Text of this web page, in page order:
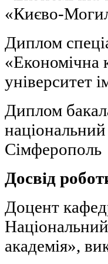
«Києво-
Диплом
«Економічна
університет
Диплом
Сімферополь
Досвід
Доцент
академія»,